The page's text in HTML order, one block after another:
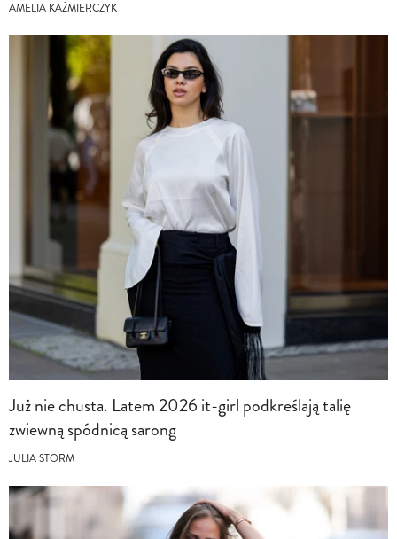
AMELIA KAŹMIERCZYK
Już nie chusta. Latem 2026 it-girl podkreślają talię
zwiewną spódnicą sarong
JULIA STORM